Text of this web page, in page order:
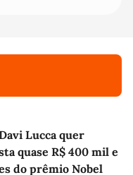
Lucca quer
quase R$ 400 mil e
do prêmio Nobel